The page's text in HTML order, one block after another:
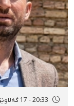
20:33 - 17 گەلاوێژ 2726